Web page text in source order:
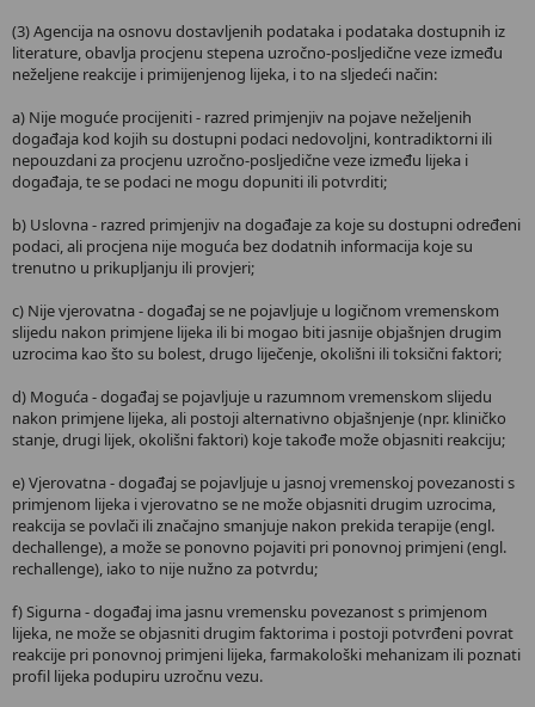
(3) Agencija na osnovu dostavljenih podataka i podataka dostupnih iz
literature, obavlja procjenu stepena uzročno-posljedične veze između
neželjene reakcije i primijenjenog lijeka, i to na sljedeći način:
a) Nije moguće procijeniti - razred primjenjiv na pojave neželjenih
događaja kod kojih su dostupni podaci nedovoljni, kontradiktorni ili
nepouzdani za procjenu uzročno-posljedične veze između lijeka i
događaja, te se podaci ne mogu dopuniti ili potvrditi;
b) Uslovna - razred primjenjiv na događaje za koje su dostupni određeni
podaci, ali procjena nije moguća bez dodatnih informacija koje su
trenutno u prikupljanju ili provjeri;
c) Nije vjerovatna - događaj se ne pojavljuje u logičnom vremenskom
slijedu nakon primjene lijeka ili bi mogao biti jasnije objašnjen drugim
uzrocima kao što su bolest, drugo liječenje, okolišni ili toksični faktori;
d) Moguća - događaj se pojavljuje u razumnom vremenskom slijedu
nakon primjene lijeka, ali postoji alternativno objašnjenje (npr. kliničko
stanje, drugi lijek, okolišni faktori) koje takođe može objasniti reakciju;
e) Vjerovatna - događaj se pojavljuje u jasnoj vremenskoj povezanosti s
primjenom lijeka i vjerovatno se ne može objasniti drugim uzrocima,
reakcija se povlači ili značajno smanjuje nakon prekida terapije (engl.
dechallenge), a može se ponovno pojaviti pri ponovnoj primjeni (engl.
rechallenge), iako to nije nužno za potvrdu;
f) Sigurna - događaj ima jasnu vremensku povezanost s primjenom
lijeka, ne može se objasniti drugim faktorima i postoji potvrđeni povrat
reakcije pri ponovnoj primjeni lijeka, farmakološki mehanizam ili poznati
profil lijeka podupiru uzročnu vezu.